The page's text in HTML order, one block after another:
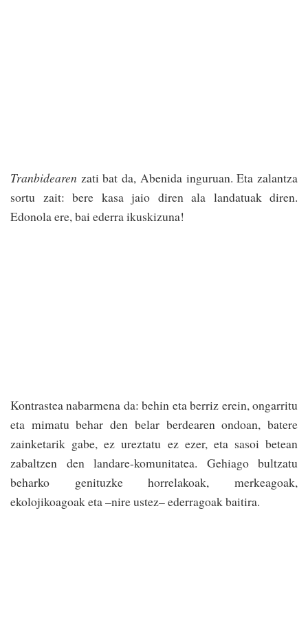
Tranbidearen zati bat da, Abenida inguruan. Eta zalantza
sortu zait: bere kasa jaio diren ala landatuak diren.
Edonola ere, bai ederra ikuskizuna!
Kontrastea nabarmena da: behin eta berriz erein, ongarritu
eta mimatu behar den belar berdearen ondoan, batere
zainketarik gabe, ez ureztatu ez ezer, eta sasoi betean
zabaltzen den landare-komunitatea. Gehiago bultzatu
beharko genituzke horrelakoak, merkeagoak,
ekolojikoagoak eta –nire ustez– ederragoak baitira.